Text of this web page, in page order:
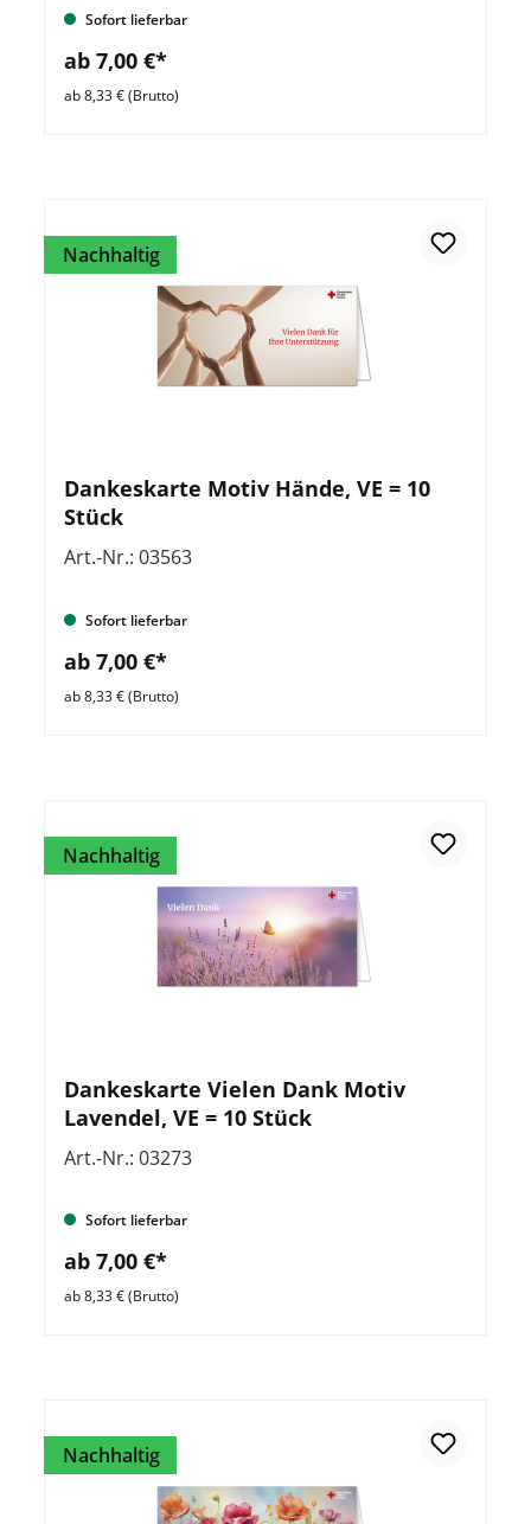
Sofort lieferbar
ab 7,00 €*
ab 8,33 € (Brutto)
Nachhaltig
Dankeskarte Motiv Hände, VE = 10
Stück
Art.-Nr.: 03563
Sofort lieferbar
ab 7,00 €*
ab 8,33 € (Brutto)
Nachhaltig
Dankeskarte Vielen Dank Motiv
Lavendel, VE = 10 Stück
Art.-Nr.: 03273
Sofort lieferbar
ab 7,00 €*
ab 8,33 € (Brutto)
Nachhaltig